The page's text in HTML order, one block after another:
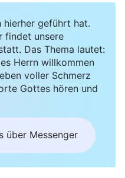
Blitz aus heiterem
all meine
Eine Zeit lang
und konnte
Herzen Vorwürfe zu
leben lassen?“ Ich
Leben zu
nur damit sie
hierher geführt hat.
findet unsere
Das Thema lautet:
Herrn willkommen
voller Schmerz
Gottes hören und
über Messenger